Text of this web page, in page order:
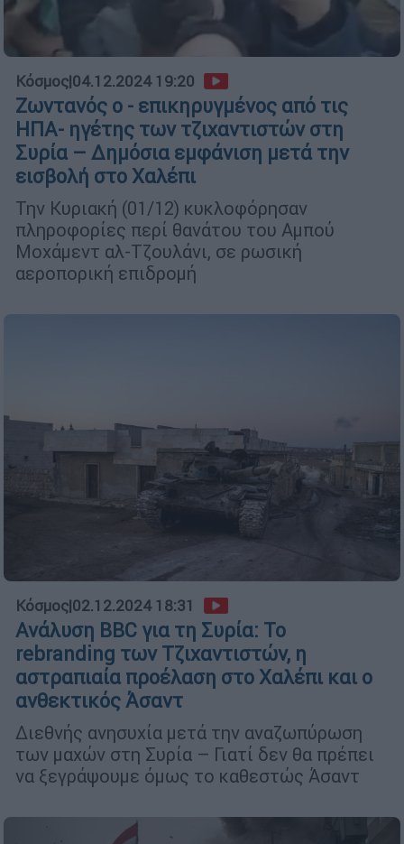
Κόσμος|04.12.2024 19:20
Ζωντανός ο - επικηρυγμένος από τις
ΗΠΑ- ηγέτης των τζιχαντιστών στη
Συρία – Δημόσια εμφάνιση μετά την
εισβολή στο Χαλέπι
Την Κυριακή (01/12) κυκλοφόρησαν
πληροφορίες περί θανάτου του Αμπού
Μοχάμεντ αλ-Τζουλάνι, σε ρωσική
αεροπορική επιδρομή
Κόσμος|02.12.2024 18:31
Ανάλυση BBC για τη Συρία: Το
rebranding των Τζιχαντιστών, η
αστραπιαία προέλαση στο Χαλέπι και ο
ανθεκτικός Άσαντ
Διεθνής ανησυχία μετά την αναζωπύρωση
των μαχών στη Συρία – Γιατί δεν θα πρέπει
να ξεγράψουμε όμως το καθεστώς Άσαντ